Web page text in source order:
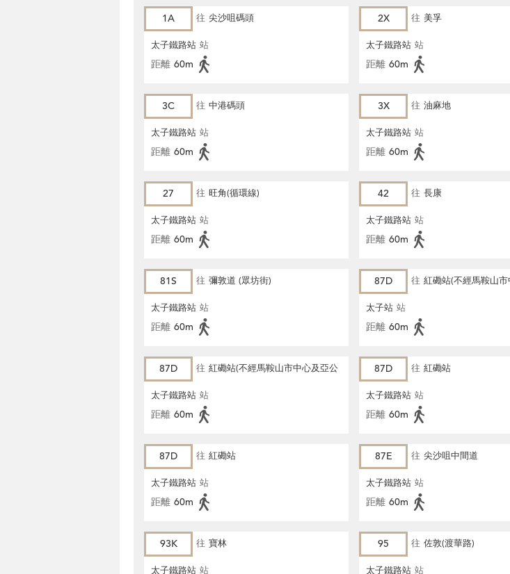
1A 往 尖沙咀碼頭
太子鐵路站 站
距離 60m
2X 往 美孚
太子鐵路站 站
距離 60m
3C 往 中港碼頭
太子鐵路站 站
距離 60m
3X 往 油麻地
太子鐵路站 站
距離 60m
27 往 旺角(循環線)
太子鐵路站 站
距離 60m
42 往 長康
太子鐵路站 站
距離 60m
81S 往 彌敦道 (眾坊街)
太子鐵路站 站
距離 60m
87D 往 紅磡站(不經馬鞍山市
太子站 站
距離 60m
87D 往 紅磡站(不經馬鞍山市中心及亞公
角街)
太子鐵路站 站
距離 60m
87D 往 紅磡站
太子鐵路站 站
距離 60m
87D 往 紅磡站
太子鐵路站 站
距離 60m
87E 往 尖沙咀中間道
太子鐵路站 站
距離 60m
93K 往 寶林
太子鐵路站 站
95 往 佐敦(渡華路)
太子鐵路站 站